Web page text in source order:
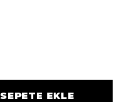
SEPETE EKLE